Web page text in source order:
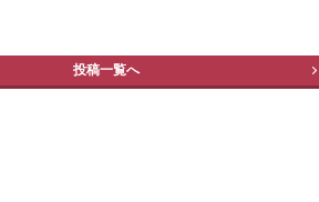
投稿一覧へ